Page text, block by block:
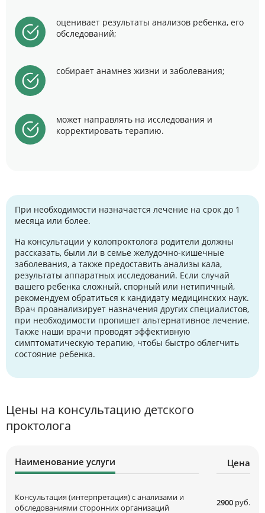
оценивает результаты анализов ребенка, его
обследований;
собирает анамнез жизни и заболевания;
может направлять на исследования и
корректировать терапию.
При необходимости назначается лечение на срок до 1
месяца или более.
На консультации у колопроктолога родители должны
рассказать, были ли в семье желудочно-кишечные
заболевания, а также предоставить анализы кала,
результаты аппаратных исследований. Если случай
вашего ребенка сложный, спорный или нетипичный,
рекомендуем обратиться к кандидату медицинских наук.
Врач проанализирует назначения других специалистов,
при необходимости пропишет альтернативное лечение.
Также наши врачи проводят эффективную
симптоматическую терапию, чтобы быстро облегчить
состояние ребенка.
Цены на консультацию детского
проктолога
Наименование услуги Цена
Консультация (интерпретация) с анализами и
обследованиями сторонних организаций
2900 руб.